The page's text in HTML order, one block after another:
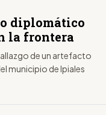
diplomático
la frontera
de un artefacto
municipio de Ipiales